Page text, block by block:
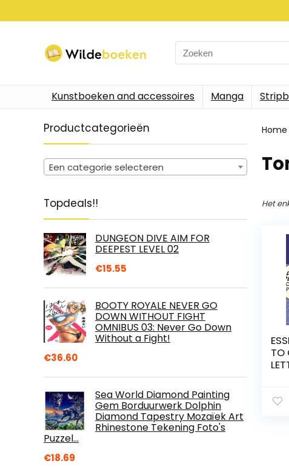
Search
for:
Kunstboeken and accessoires Manga
Productcategorieën
Een categorie selecteren
Topdeals!!
DUNGEON DIVE AIM FOR
DEEPEST LEVEL 02
€15.55
BOOTY ROYALE NEVER GO
DOWN WITHOUT FIGHT
OMNIBUS 03: Never Go Down
Without a Fight!
€36.60
Sea World Diamond Painting
Gem Borduurwerk Dolphin
Diamond Tapestry Mozaïek Art
Rhinestone Tekening Foto's
Puzzel…
€18.69
Home
Het
TO